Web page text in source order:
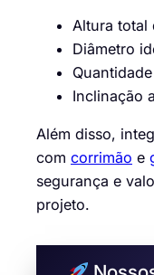
Altura total
Diâmetro
Inclinação
Além disso,
com corrimão e
segurança e
projeto.